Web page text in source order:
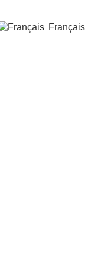
Français